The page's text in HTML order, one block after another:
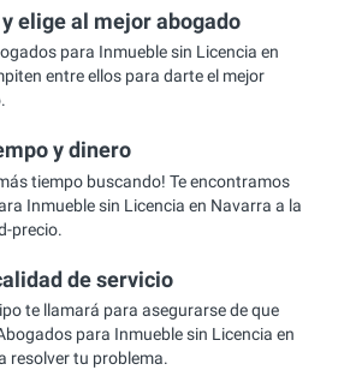
elige al mejor abogado
para Inmueble sin Licencia en
entre ellos para darte el mejor
y dinero
tiempo buscando! Te encontramos
Inmueble sin Licencia en Navarra a la
precio.
de servicio
te llamará para asegurarse de que
para Inmueble sin Licencia en
resolver tu problema.